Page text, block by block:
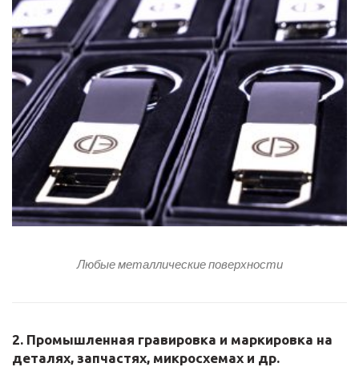
Любые металлические поверхности
2. Промышленная гравировка и маркировка на
деталях, запчастях, микросхемах и др.